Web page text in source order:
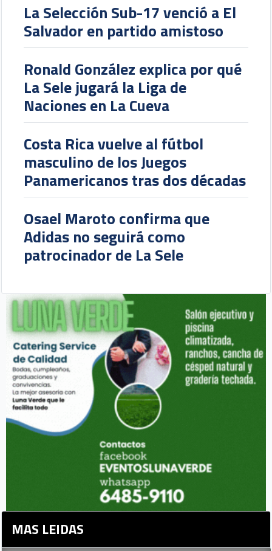
La Selección Sub-17 venció a El
Salvador en partido amistoso
Ronald González explica por qué
La Sele jugará la Liga de
Naciones en La Cueva
Costa Rica vuelve al fútbol
masculino de los Juegos
Panamericanos tras dos décadas
Osael Maroto confirma que
Adidas no seguirá como
patrocinador de La Sele
MAS LEIDAS